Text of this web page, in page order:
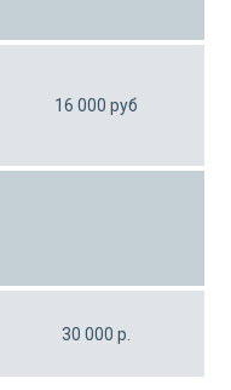
16 000 руб
30 000 р.